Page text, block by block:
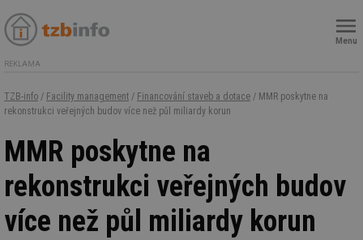
Menu
REKLAMA
TZB-info / Facility management / Financování staveb a dotace / MMR poskytne na
rekonstrukci veřejných budov více než půl miliardy korun
MMR poskytne na
rekonstrukci veřejných budov
více než půl miliardy korun